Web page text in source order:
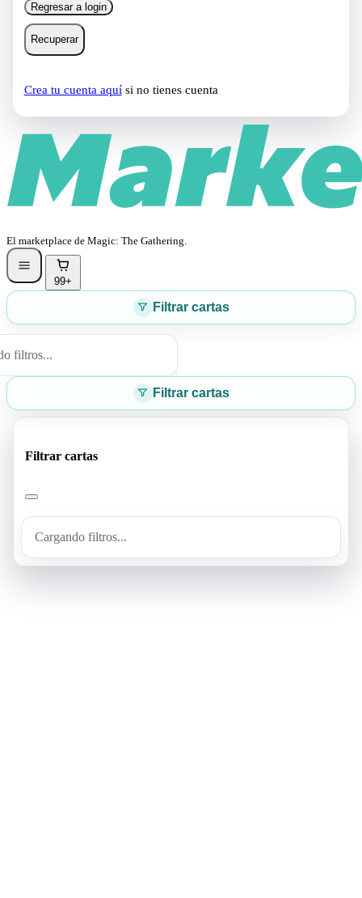
Regresar a login
Recuperar
Crea tu cuenta aquísi no tienes cuenta
El marketplace de Magic: The Gathering.
99+
Filtrar cartas
filtros...
Filtrar cartas
Filtrar cartas
Cargando filtros...